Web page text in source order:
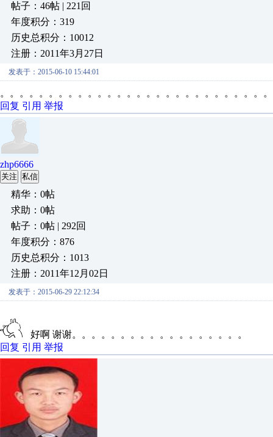
帖子：46帖 | 221回
年度积分：319
历史总积分：10012
注册：2011年3月27日
发表于：2015-06-10 15:44:01
。。。。。。。。。。。。。。。。。。。。。。。。。。。
回复 引用 举报
zhp6666
关注 私信
精华：0帖
求助：0帖
帖子：0帖 | 292回
年度积分：876
历史总积分：1013
注册：2011年12月02日
发表于：2015-06-29 22:12:34
好啊 谢谢。。。。。。。。。。。。。。。。。。
回复 引用 举报